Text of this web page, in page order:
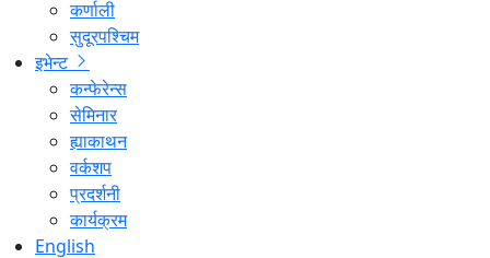
कर्णाली
सुदूरपश्चिम
इभेन्ट
कन्फेरेन्स
सेमिनार
ह्याकाथन
वर्कशप
प्रदर्शनी
कार्यक्रम
English